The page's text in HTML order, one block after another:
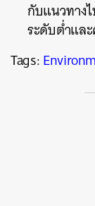
กับแนวทาง
ระดับต่ำแล
Tags: